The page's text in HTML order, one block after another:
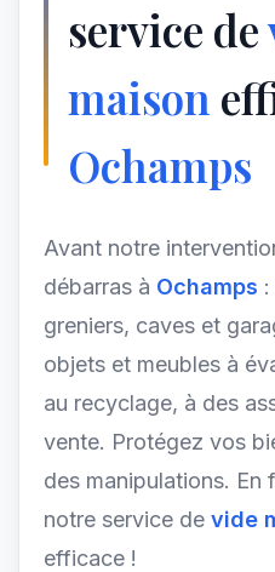
service de
maison
Ochamps
Avant notre
débarras à Ochamps
greniers, caves et
objets et meubles à
au recyclage, à des
vente. Protégez vos
des manipulations. En
notre service de vide
efficace !